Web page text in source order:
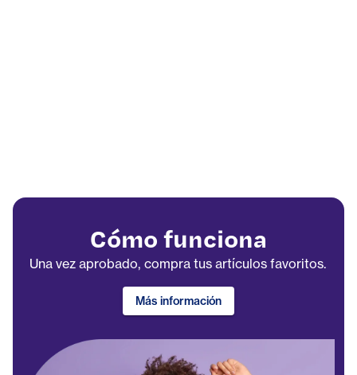
Cómo funciona
Una vez aprobado, compra tus artículos favoritos.
Más información